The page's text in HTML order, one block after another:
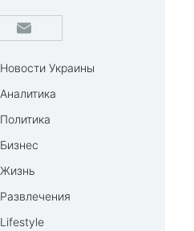
Новости Украины
Аналитика
Политика
Бизнес
Жизнь
Развлечения
Lifestyle